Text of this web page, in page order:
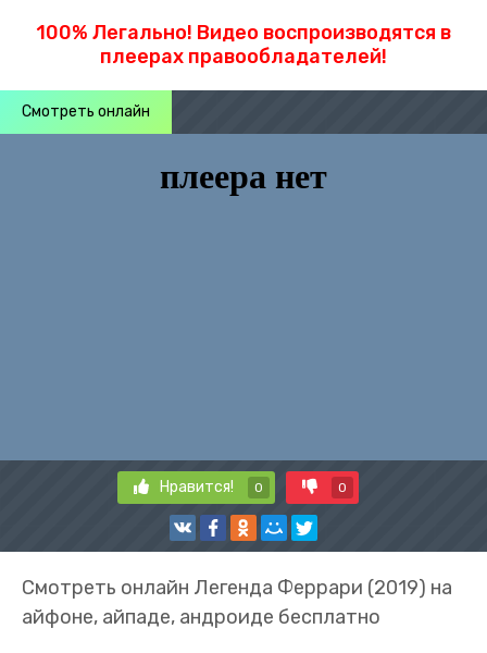
100% Легально! Видео воспроизводятся в
плеерах правообладателей!
Смотреть онлайн
Нравится! 0 0
Смотреть онлайн Легенда Феррари (2019) на
айфоне, айпаде, андроиде бесплатно